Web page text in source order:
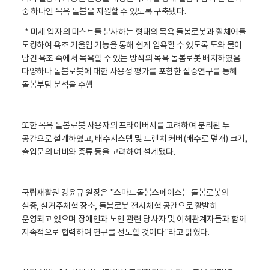
중 하나인 목욕 돌봄을 지원할 수 있도록 구축됐다.
* 미세 입자의 미스트를 분사하는 형태의 목욕 돌봄로봇과 휠체어를
도킹하여 욕조 기울임 기능을 통해 쉽게 입욕할 수 있도록 도와 물이
담긴 욕조 속에서 목욕할 수 있는 방식의 목욕 돌봄로봇 배치하였음.
다양하나 돌봄로봇에 대한 사용성 평가를 포함한 실증연구를 통해
돌봄부담 분석을 수행
또한 목욕 돌봄로봇 사용자의 프라이버시를 고려하여 분리된 두
공간으로 설계하였고, 배수시스템 및 트렌치 커버(배수로 덮개) 크기,
출입문의 너비와 종류 등을 고려하여 설계됐다.
국립재활원 강윤규 원장은 "스마트돌봄스페이스는 돌봄로봇의
실증, 실거주체험 장소, 돌봄로봇 전시체험 공간으로 활발히
운영되고 있으며 장애인과 노인 관련 당사자 및 이해관계자들과 함께
지속적으로 협력하여 연구를 선도할 것이다"라고 밝혔다.